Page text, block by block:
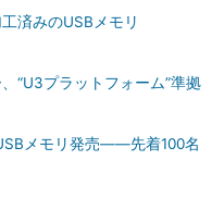
済みのUSBメモリ
“U3プラットフォーム”準拠
メモリ発売――先着100名